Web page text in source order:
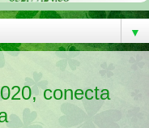
▼
conecta